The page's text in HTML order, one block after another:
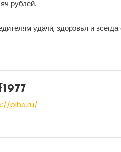
рублей.
удачи, здоровья и
plho.ru/